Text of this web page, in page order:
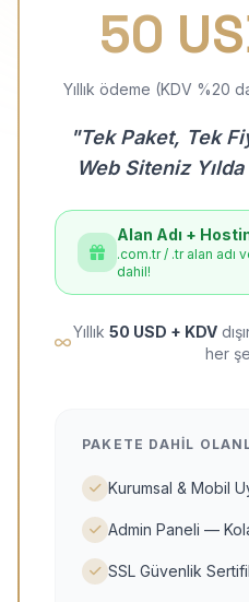
50
Yıllık ödeme (KDV %20
"Tek Paket, Tek
Web Siteniz
Alan Adı +
.com.tr / .tr alan adı
dahil!
Yıllık 50 USD + KDV
her
PAKETE DAHIL
Kurumsal & Mobil
Admin Paneli —
SSL Güvenlik